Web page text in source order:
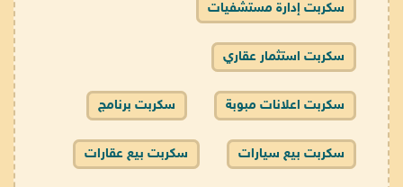
سكربت إدارة مستشفيات
سكربت استثمار عقاري
سكربت اعلانات مبوبة سكربت برنامج
سكربت بيع سيارات سكربت بيع عقارات